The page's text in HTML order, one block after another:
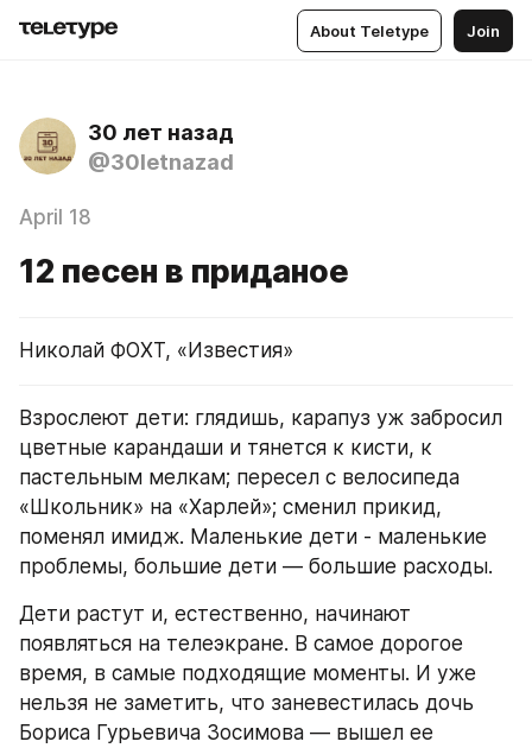
About Teletype Join
30 лет назад
@30letnazad
April 18
12 песен в приданое
Николай ФОХТ, «Известия»
Взрослеют дети: глядишь, карапуз уж забросил
цветные карандаши и тянется к кисти, к
пастельным мелкам; пересел с велосипеда
«Школьник» на «Харлей»; сменил прикид,
поменял имидж. Маленькие дети - маленькие
проблемы, большие дети — большие расходы.
Дети растут и, естественно, начинают
появляться на телеэкране. В самое дорогое
время, в самые подходящие моменты. И уже
нельзя не заметить, что заневестилась дочь
Бориса Гурьевича Зосимова — вышел ее